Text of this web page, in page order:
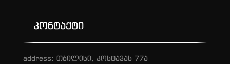
კონტაქტი
address: თბილისი, კოსტავას 77ა